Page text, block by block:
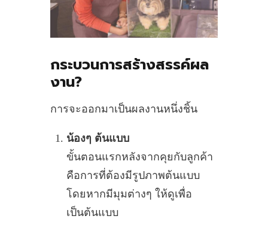
กระบวนการสร้างสรรค์ผล
งาน?
การจะออกมาเป็นผลงานหนึ่งชิ้น
น้องๆ ต้นแบบ
ขั้นตอนแรกหลังจากคุยกับลูกค้า
คือการที่ต้องมีรูปภาพต้นแบบ
โดยหากมีมุมต่างๆ ให้ดูเพื่อ
เป็นต้นแบบ